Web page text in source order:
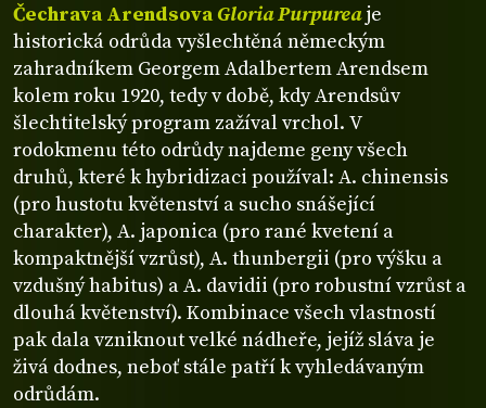
Čechrava Arendsova Gloria Purpureaje
historická odrůda vyšlechtěná německým
zahradníkem Georgem Adalbertem Arendsem
kolem roku 1920, tedy v době, kdy Arendsův
šlechtitelský program zažíval vrchol. V
rodokmenu této odrůdy najdeme geny všech
druhů, které k hybridizaci používal: A. chinensis
(pro hustotu květenství a sucho snášející
charakter), A. japonica (pro rané kvetení a
kompaktnější vzrůst), A. thunbergii (pro výšku a
vzdušný habitus) a A. davidii (pro robustní vzrůst a
dlouhá květenství). Kombinace všech vlastností
pak dala vzniknout velké nádheře, jejíž sláva je
živá dodnes, neboť stále patří k vyhledávaným
odrůdám.